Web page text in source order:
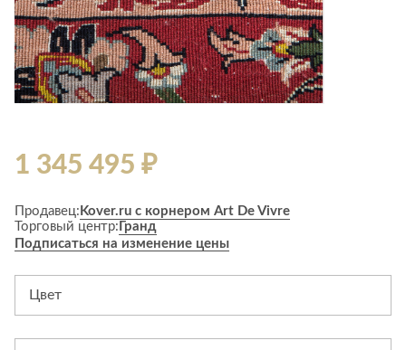
1 345 495 ₽
Продавец: Kover.ru с корнером Art De Vivre
Торговый центр: Гранд
Подписаться на изменение цены
Цвет